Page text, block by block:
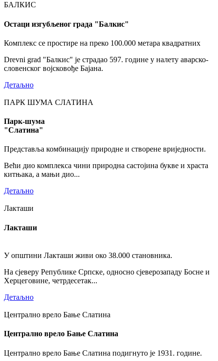
БАЛКИС
Остаци изгубљеног града "Балкис"
Комплекс се простире на преко 100.000 метара квадратних
Drevni grad "Балкис" је страдао 597. године у налету аварско-
словенског војсковође Бајана.
Детаљно
ПАРК ШУМА СЛАТИНА
Парк-шума
"Слатина"
Представља комбинацију природне и створене вриједности.
Већи дио комплекса чини природна састојина букве и храста
китњака, а мањи дио...
Детаљно
Лакташи
Лакташи
У општини Лакташи живи око 38.000 становника.
На сјеверу Републике Српске, односно сјеверозападу Босне и
Херцеговине, четрдесетак...
Детаљно
Централно врело Бање Слатина
Централно врело Бање Слатина
Централно врело Бање Слатина подигнуто је 1931. године.